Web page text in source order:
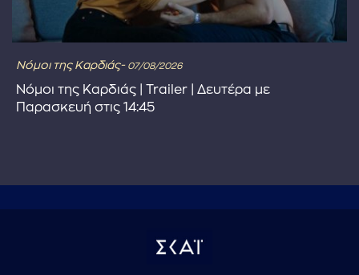
Νόμοι της Καρδιάς- 07/08/2026
Νόμοι της Καρδιάς | Trailer | Δευτέρα με
Παρασκευή στις 14:45